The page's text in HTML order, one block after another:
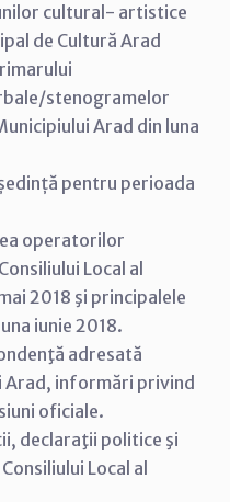
cultural- artistice
de Cultură Arad
stenogramelor
Arad din luna
pentru perioada
operatorilor
Local al
2018 şi principalele
iunie 2018.
adresată
Arad, informări privind
oficiale.
declaraţii politice şi
Local al